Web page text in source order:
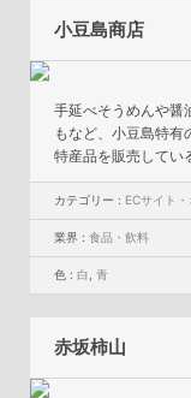
小豆島商店
手延べそうめんや醤
もなど、小豆島特有
特産品を販売してい
カテゴリー : ECサイト
業界 :食品・飲料
色 :白 ,青
赤坂柿山